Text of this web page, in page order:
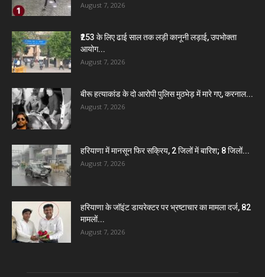
August 7, 2026
₹253 के लिए ढाई साल तक लड़ी कानूनी लड़ाई, उपभोक्ता
आयोग...
August 7, 2026
बीरू हत्याकांड के दो आरोपी पुलिस मुठभेड़ में मारे गए, करनाल...
August 7, 2026
हरियाणा में मानसून फिर सक्रिय, 2 जिलों में बारिश; 8 जिलों...
August 7, 2026
हरियाणा के जॉइंट डायरेक्टर पर भ्रष्टाचार का मामला दर्ज, 82
मामलों...
August 7, 2026